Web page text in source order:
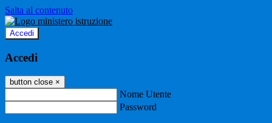
Salta al contenuto
Accedi
Accedi
button close ×
Nome Utente
Password